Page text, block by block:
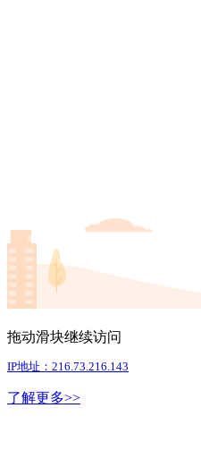
拖动滑块继续访问
IP地址：216.73.216.143
了解更多>>